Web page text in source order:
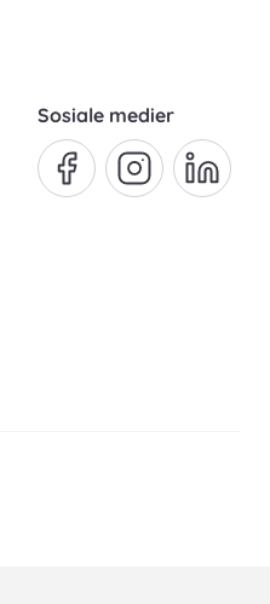
Sosiale medier